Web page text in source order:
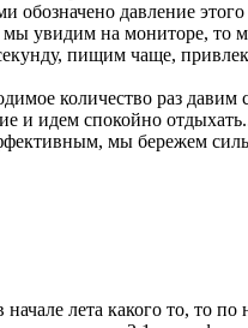
обозначено давление
мы увидим на мониторе, то
пищим чаще,
количество раз давим
и идем спокойно
мы бережем
лета какого то, то по